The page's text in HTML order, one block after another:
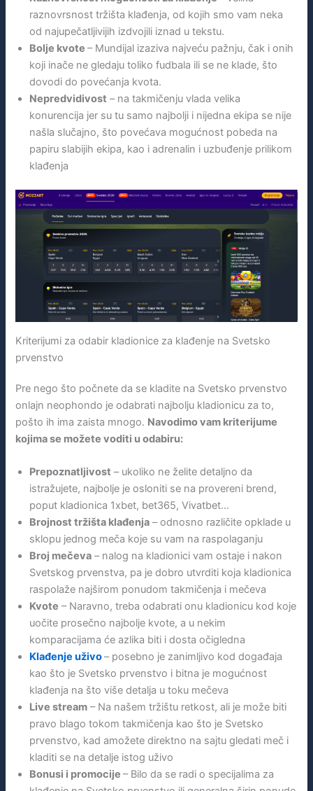
raznovrsnost tržišta klađenja, od kojih smo vam neka
od najupečatljivijih izdvojili iznad u tekstu.
Bolje kvote– Mundijal izaziva najveću pažnju, čak i onih
koji inače ne gledaju toliko fudbala ili se ne klade, što
dovodi do povećanja kvota.
Nepredvidivost – na takmičenju vlada velika
konurencija jer su tu samo najbolji i nijedna ekipa se nije
našla slučajno, što povećava mogućnost pobeda na
papiru slabijih ekipa, kao i adrenalin i uzbuđenje prilikom
klađenja
Kriterijumi za odabir kladionice za klađenje na Svetsko
prvenstvo
Pre nego što počnete da se kladite na Svetsko prvenstvo
onlajn neophondo je odabrati najbolju kladionicu za to,
pošto ih ima zaista mnogo. Navodimo vam kriterijume
kojima se možete voditi u odabiru:
Prepoznatljivost – ukoliko ne želite detaljno da
istražujete, najbolje je osloniti se na provereni brend,
poput kladionica 1xbet, bet365, Vivatbet…
Brojnost tržišta klađenja – odnosno različite opklade u
sklopu jednog meča koje su vam na raspolaganju
Broj mečeva – nalog na kladionici vam ostaje i nakon
Svetskog prvenstva, pa je dobro utvrditi koja kladionica
raspolaže najširom ponudom takmičenja i mečeva
Kvote – Naravno, treba odabrati onu kladionicu kod koje
uočite prosečno najbolje kvote, a u nekim
komparacijama će azlika biti i dosta očigledna
Klađenje uživo– posebno je zanimljivo kod događaja
kao što je Svetsko prvenstvo i bitna je mogućnost
klađenja na što više detalja u toku mečeva
Live stream – Na našem tržištu retkost, ali je može biti
pravo blago tokom takmičenja kao što je Svetsko
prvenstvo, kad amožete direktno na sajtu gledati meč i
kladiti se na detalje istog uživo
Bonusi i promocije– Bilo da se radi o specijalima za